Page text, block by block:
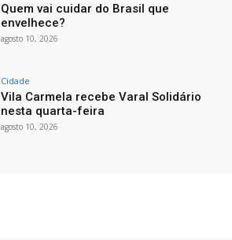
Quem vai cuidar do Brasil que
envelhece?
agosto 10, 2026
Cidade
Vila Carmela recebe Varal Solidário
nesta quarta-feira
agosto 10, 2026